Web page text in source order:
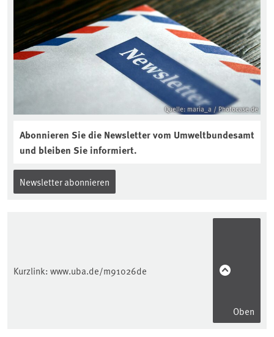
Quelle: maria_a / Photocase.de
Abonnieren Sie die Newsletter vom Umweltbundesamt
und bleiben Sie informiert.
Newsletter abonnieren
Kurzlink: www.uba.de/m91026de
Oben